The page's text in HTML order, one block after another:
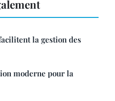
la gestion des
moderne pour la